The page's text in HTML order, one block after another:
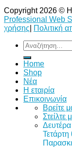
Copyright 2026 ©
Professional Web
χρήσης
Πολιτική
Αναζήτηση
για:
Home
Shop
Νέα
Η εταιρία
Επικοινωνία
Bρείτε